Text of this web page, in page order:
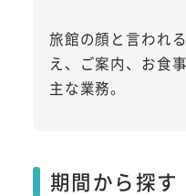
旅館の顔と言われ
え、ご案内、お食
主な業務。
期間から探す